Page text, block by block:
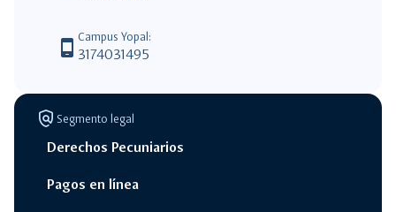
phone_android Campus Yopal:
3174031495
policy Segmento legal
Derechos Pecuniarios
Pagos en línea